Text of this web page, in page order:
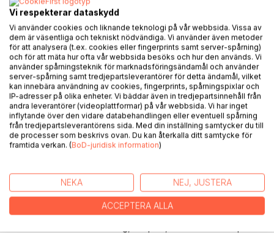
LÄGG I KUNDVAGNEN
Lägg till i kom-ihåglista
Recensera titel
"Ett liv i spillror - När covid-19 förstörde allt" är en personlig
och smärtsam skildring av en resa in i ett sjukdomstillstånd
och en vardag där ingenting tas för givet.
Vi respekterar dataskydd
Vi använder cookies och liknande teknologi på vår webbsida. Vissa av
dem är väsentliga och tekniskt nödvändiga. Vi använder även metoder
för att analysera (t.ex. cookies eller fingerprints samt server-spårning)
och för att mäta hur ofta vår webbsida besöks och hur den används. Vi
använder spårningsteknik för marknadsföringsändamål och använder
server-spårning samt tredjepartsleverantörer för detta ändamål, vilket
kan innebära användning av cookies, fingerprints, spårningspixlar och
IP-adresser på olika enheter. Vi bäddar även in tredjepartsinnehåll från
andra leverantörer (videoplattformar) på vår webbsida. Vi har inget
inflytande över den vidare databehandlingen eller eventuell spårning
från tredjepartsleverantörens sida. Med din inställning samtycker du till
de processer som beskrivs ovan. Du kan återkalla ditt samtycke för
framtida verkan. (BoD-juridisk information)
NEKA NEJ, JUSTERA
ACCEPTERA ALLA